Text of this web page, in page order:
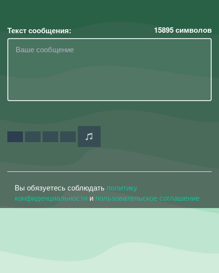
Текст сообщения: 15895символов
Вы обязуетесь соблюдать политику
конфиденциальности и пользовательское соглашение